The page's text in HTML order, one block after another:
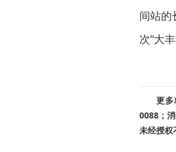
间站的
次“大
更
0088；
未经授权